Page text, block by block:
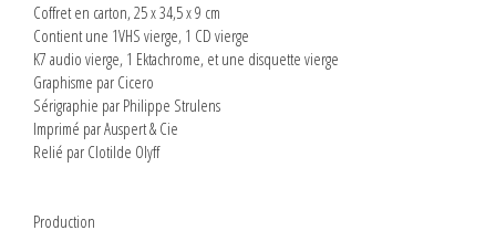
Coffret en carton, 25 x 34,5 x 9 cm
Contient une 1VHS vierge, 1 CD vierge
K7 audio vierge, 1 Ektachrome, et une disquette vierge
Graphisme par Cicero
Sérigraphie par Philippe Strulens
Imprimé par Auspert & Cie
Relié par Clotilde Olyff
Production